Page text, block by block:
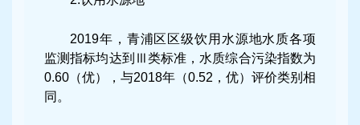
2019年，青浦区区级饮用水源地水质各项
监测指标均达到Ⅲ类标准，水质综合污染指数为
0.60（优），与2018年（0.52，优）评价类别相
同。